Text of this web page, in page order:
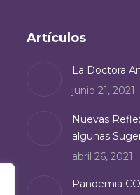
Artículos
La Doctora
junio 21, 2021
Nuevas
algunas
abril 26, 2021
Pandemia